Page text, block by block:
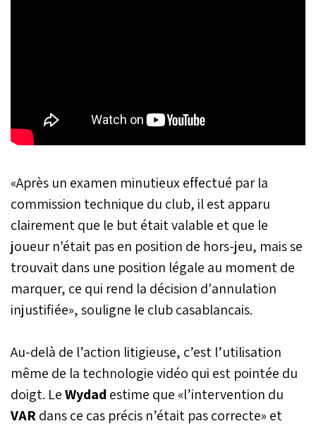
«Après un examen minutieux effectué par la
commission technique du club, il est apparu
clairement que le but était valable et que le
joueur n'était pas en position de hors-jeu, mais se
trouvait dans une position légale au moment de
marquer, ce qui rend la décision d'annulation
injustifiée», souligne le club casablancais.
Au-delà de l’action litigieuse, c’est l’utilisation
même de la technologie vidéo qui est pointée du
doigt. LeWydad estime que «l’intervention du
VARdans ce cas précis n’était pas correcte» et